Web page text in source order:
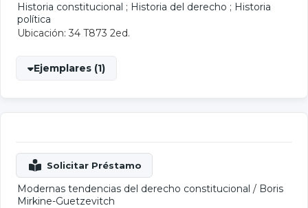
Historia constitucional ; Historia del derecho ; Historia
política
Ubicación: 34 T873 2ed.
Ejemplares (1)
Modernas tendencias del derecho constitucional / Boris
Mirkine-Guetzevitch